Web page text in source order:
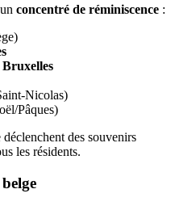
concentré de réminiscence :
Bruxelles
Nicolas)
Pâques)
des souvenirs
les résidents.